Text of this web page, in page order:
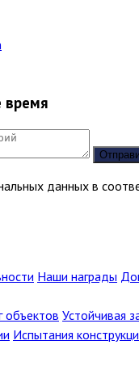
время
данных в
Наши награды
объектов Устойчивая
Испытания